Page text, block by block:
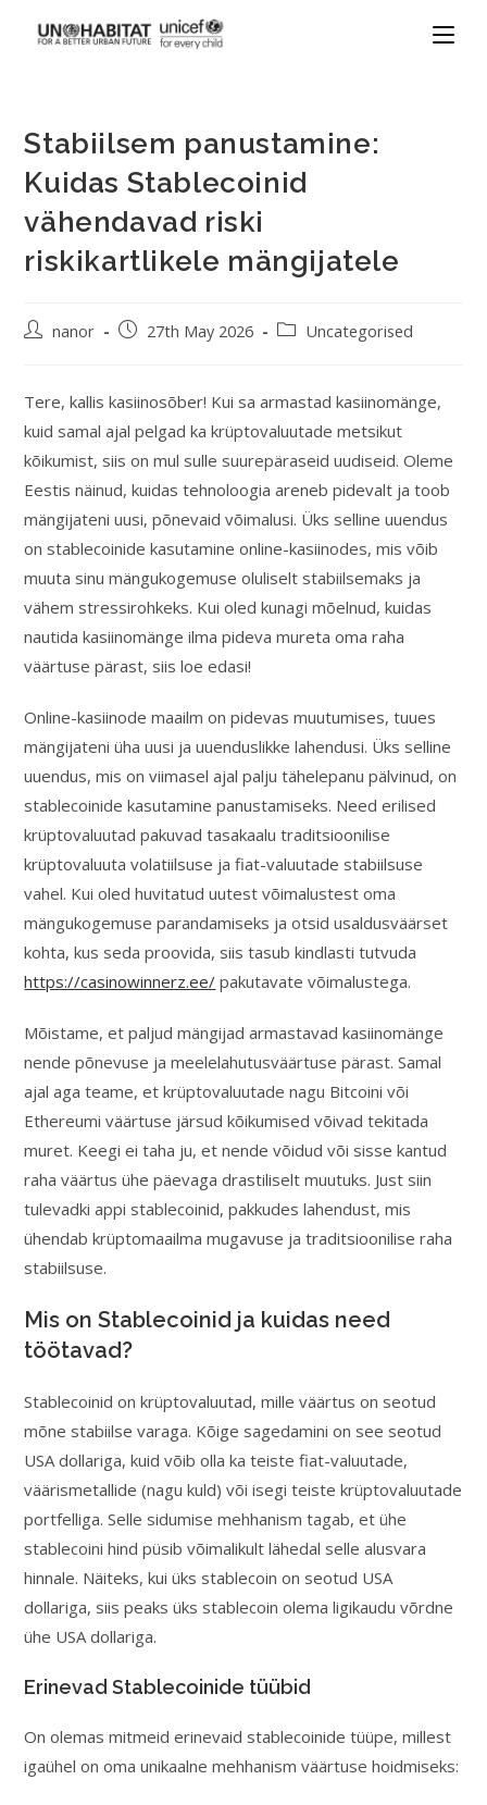
Stabiilsem panustamine:
Kuidas Stablecoinid
vähendavad riski
riskikartlikele mängijatele
nanor 27th May 2026 Uncategorised
Tere, kallis kasiinosõber! Kui sa armastad kasiinomänge,
kuid samal ajal pelgad ka krüptovaluutade metsikut
kõikumist, siis on mul sulle suurepäraseid uudiseid. Oleme
Eestis näinud, kuidas tehnoloogia areneb pidevalt ja toob
mängijateni uusi, põnevaid võimalusi. Üks selline uuendus
on stablecoinide kasutamine online-kasiinodes, mis võib
muuta sinu mängukogemuse oluliselt stabiilsemaks ja
vähem stressirohkeks. Kui oled kunagi mõelnud, kuidas
nautida kasiinomänge ilma pideva mureta oma raha
väärtuse pärast, siis loe edasi!
Online-kasiinode maailm on pidevas muutumises, tuues
mängijateni üha uusi ja uuenduslikke lahendusi. Üks selline
uuendus, mis on viimasel ajal palju tähelepanu pälvinud, on
stablecoinide kasutamine panustamiseks. Need erilised
krüptovaluutad pakuvad tasakaalu traditsioonilise
krüptovaluuta volatiilsuse ja fiat-valuutade stabiilsuse
vahel. Kui oled huvitatud uutest võimalustest oma
mängukogemuse parandamiseks ja otsid usaldusväärset
kohta, kus seda proovida, siis tasub kindlasti tutvuda
https://casinowinnerz.ee/ pakutavate võimalustega.
Mõistame, et paljud mängijad armastavad kasiinomänge
nende põnevuse ja meelelahutusväärtuse pärast. Samal
ajal aga teame, et krüptovaluutade nagu Bitcoini või
Ethereumi väärtuse järsud kõikumised võivad tekitada
muret. Keegi ei taha ju, et nende võidud või sisse kantud
raha väärtus ühe päevaga drastiliselt muutuks. Just siin
tulevadki appi stablecoinid, pakkudes lahendust, mis
ühendab krüptomaailma mugavuse ja traditsioonilise raha
stabiilsuse.
Mis on Stablecoinid ja kuidas need
töötavad?
Stablecoinid on krüptovaluutad, mille väärtus on seotud
mõne stabiilse varaga. Kõige sagedamini on see seotud
USA dollariga, kuid võib olla ka teiste fiat-valuutade,
väärismetallide (nagu kuld) või isegi teiste krüptovaluutade
portfelliga. Selle sidumise mehhanism tagab, et ühe
stablecoini hind püsib võimalikult lähedal selle alusvara
hinnale. Näiteks, kui üks stablecoin on seotud USA
dollariga, siis peaks üks stablecoin olema ligikaudu võrdne
ühe USA dollariga.
Erinevad Stablecoinide tüübid
On olemas mitmeid erinevaid stablecoinide tüüpe, millest
igaühel on oma unikaalne mehhanism väärtuse hoidmiseks: